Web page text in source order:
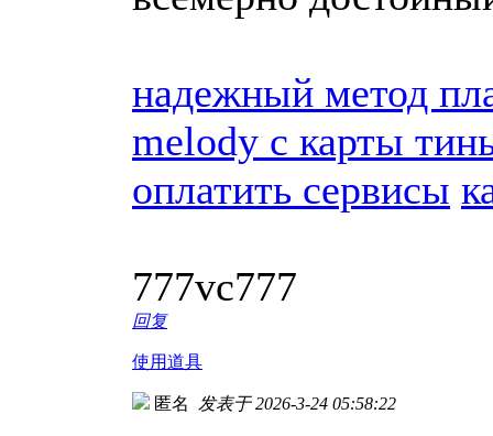
надежный метод
melody с карты
оплатить сервисы
777vc777
回复
使用道具
匿名 发表于 2026-3-24 05:58:22